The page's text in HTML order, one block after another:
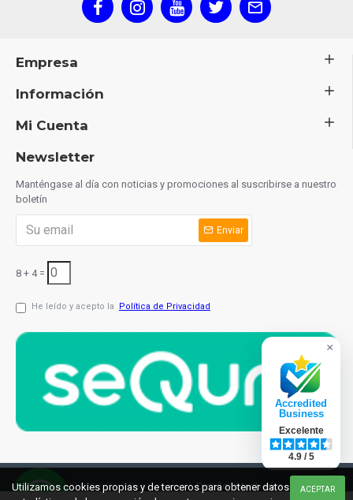
Empresa
Información
Mi Cuenta
Newsletter
Manténgase al día con noticias y promociones al suscribirse a nuestro
boletín
Enviar
8 + 4 =
He leído y acepto la Política de Privacidad
© 2021 cuchilleriaonline.mlDiseño: InterIberica ACEPTAR
Utilizamos cookies propias y de terceros para obtener datos
×
Accredited
Business
Excelente
4.9 / 5